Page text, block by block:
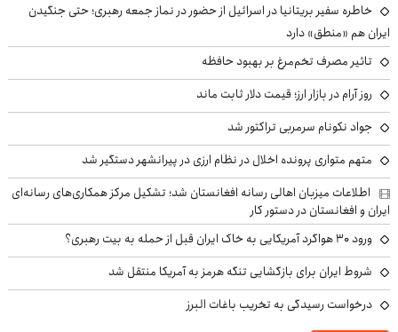
خاطره سفیر بریتانیا در اسرائیل از حضور در نماز جمعه رهبری؛ حتی جنگیدن
ایران هم «منطق» دارد
تاثیر مصرف تخم‌مرغ بر بهبود حافظه
روز آرام در بازار ارز؛ قیمت دلار ثابت ماند
جواد نکونام سرمربی تراکتور شد
متهم متواری پرونده اخلال در نظام ارزی در پیرانشهر دستگیر شد
اطلاعات میزبان اهالی رسانه افغانستان شد؛ تشکیل مرکز همکاری‌های رسانه‌ای
ایران و افغانستان در دستور کار
ورود ۳۰ هواگرد آمریکایی به خاک ایران قبل از حمله به بیت رهبری؟
شروط ایران برای بازگشایی تنگه هرمز به آمریکا منتقل شد
درخواست رسیدگی به تخریب باغات البرز